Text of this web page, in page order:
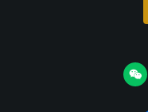
